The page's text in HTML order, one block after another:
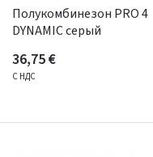
Полукомбинезон PRO 4
DYNAMIC серый
36,75 €
С НДС